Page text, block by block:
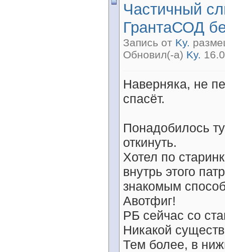
Частичный
ГрантаСОД
Запись от Ky.
Обновил(-а) Ky.
Наверняка, не
спасёт.
Понадобилось
откинуть.
Хотел по
внутрь этого
знакомым
Авотфиг!
РБ сейчас со
Никакой
Тем более, в